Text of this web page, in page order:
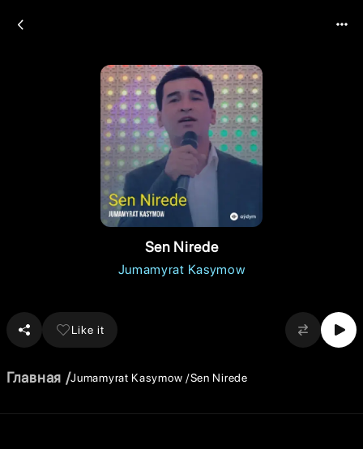
Sen Nirede
Jumamyrat Kasymow
Like it
Главная Jumamyrat Kasymow Sen Nirede